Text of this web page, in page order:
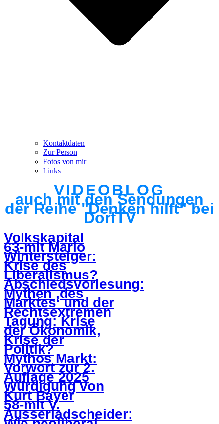
Kontaktdaten
Zur Person
Fotos von mir
Links
VIDEOBLOG
auch mit den Sendungen
der Reihe "Denken hilft" bei
DorfTV
Volkskapital
63-mit Mario
Wintersteiger:
Krise des
Liberalismus?
Abschiedsvorlesung:
Mythen ‚des
Marktes‘ und der
Rechtsextremen
Tagung: Krise
der Ökonomik,
Krise der
Politik?
Mythos Markt:
Vorwort zur 2.
Auflage 2025
Würdigung von
Kurt Bayer
58-mit V.
Ausserladscheider: